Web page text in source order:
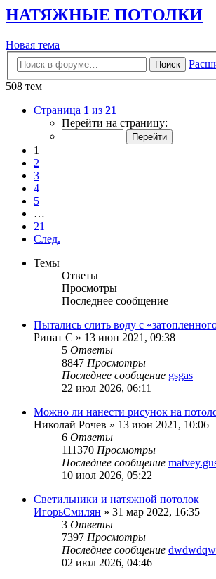
НАТЯЖНЫЕ ПОТОЛКИ
Новая
тема
Новая тема
Поиск
508 тем
Страница 1 из 21
Перейти на страницу:
1
2
3
4
5
…
21
След.
Темы
Ответы
Просмотры
Последнее сообщение
Пытались слить воду с
Ринат С » 13 июн 2021, 09:38
5 Ответы
8847 Просмотры
Последнее сообщение gsgas
22 июл 2026, 06:11
Можно ли нанести рисунок на
Николай Рочев » 13 июн 2021, 10:06
6 Ответы
111370 Просмотры
Последнее сообщение
10 июл 2026, 05:22
Светильники и натяжной потолок
ИгорьСмилян » 31 мар 2022, 16:35
3 Ответы
7397 Просмотры
Последнее сообщение dwdwdqw
02 июл 2026, 04:46